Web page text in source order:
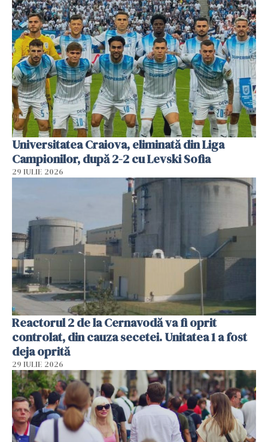
Universitatea Craiova, eliminată din Liga
Campionilor, după 2-2 cu Levski Sofia
29 IULIE 2026
Reactorul 2 de la Cernavodă va fi oprit
controlat, din cauza secetei. Unitatea 1 a fost
deja oprită
29 IULIE 2026